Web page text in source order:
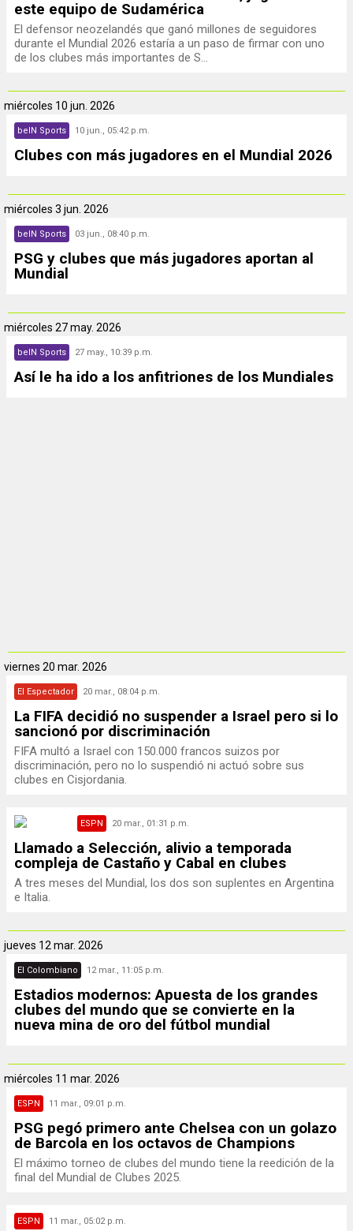
este equipo de Sudamérica
El defensor neozelandés que ganó millones de seguidores
durante el Mundial 2026 estaría a un paso de firmar con uno
de los clubes más importantes de S...
miércoles 10 jun. 2026
beIN Sports 10 jun., 05:42 p.m.
Clubes con más jugadores en el Mundial 2026
miércoles 3 jun. 2026
beIN Sports 03 jun., 08:40 p.m.
PSG y clubes que más jugadores aportan al
Mundial
miércoles 27 may. 2026
beIN Sports 27 may., 10:39 p.m.
Así le ha ido a los anfitriones de los Mundiales
viernes 20 mar. 2026
El Espectador 20 mar., 08:04 p.m.
La FIFA decidió no suspender a Israel pero si lo
sancionó por discriminación
FIFA multó a Israel con 150.000 francos suizos por
discriminación, pero no lo suspendió ni actuó sobre sus
clubes en Cisjordania.
ESPN 20 mar., 01:31 p.m.
Llamado a Selección, alivio a temporada
compleja de Castaño y Cabal en clubes
A tres meses del Mundial, los dos son suplentes en Argentina
e Italia.
jueves 12 mar. 2026
El Colombiano 12 mar., 11:05 p.m.
Estadios modernos: Apuesta de los grandes
clubes del mundo que se convierte en la
nueva mina de oro del fútbol mundial
miércoles 11 mar. 2026
ESPN 11 mar., 09:01 p.m.
PSG pegó primero ante Chelsea con un golazo
de Barcola en los octavos de Champions
El máximo torneo de clubes del mundo tiene la reedición de la
final del Mundial de Clubes 2025.
ESPN 11 mar., 05:02 p.m.